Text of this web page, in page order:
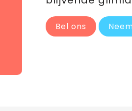
Bel ons